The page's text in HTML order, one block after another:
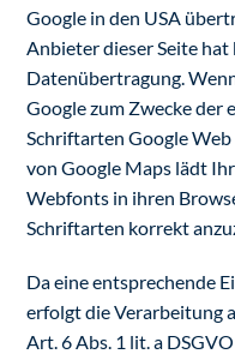
Google in den USA
Anbieter dieser Seite
Datenübertragung.
Google zum Zwecke
Schriftarten Google
von Google Maps lädt
Webfonts in ihren
Schriftarten korrekt
Da eine entsprechende
erfolgt die Verarbeitung
Art. 6 Abs. 1 lit. a